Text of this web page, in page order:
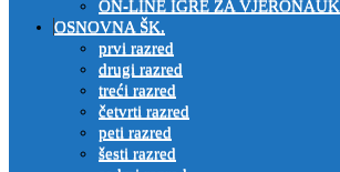
ON-LINE IGRE ZA VJERONAUK
OSNOVNA ŠK.
prvi razred
drugi razred
treći razred
četvrti razred
peti razred
šesti razred